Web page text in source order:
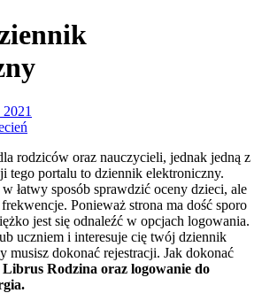
rodziców oraz nauczycieli, jednak jedną z
tego portalu to dziennik elektroniczny.
łatwy sposób sprawdzić oceny dzieci, ale
Ponieważ strona ma dość sporo
jest się odnaleźć w opcjach logowania.
uczniem i interesuje cię twój dziennik
musisz dokonać rejestracji. Jak dokonać
Rodzina oraz logowanie do